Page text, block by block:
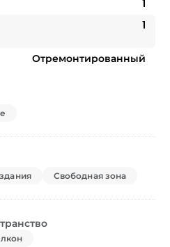
1
1
Отремонтированный
Свободная зона